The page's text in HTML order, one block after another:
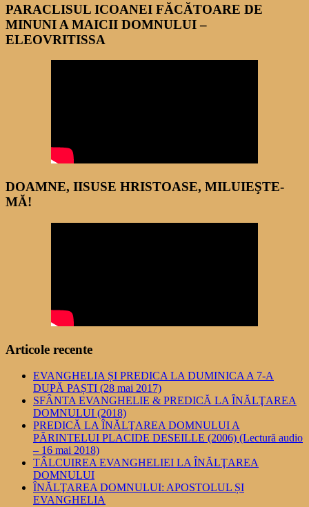
PARACLISUL ICOANEI FĂCĂTOARE DE
MINUNI A MAICII DOMNULUI –
ELEOVRITISSA
DOAMNE, IISUSE HRISTOASE, MILUIEŞTE-
MĂ!
Articole recente
EVANGHELIA ȘI PREDICA LA DUMINICA A 7-A
DUPĂ PAȘTI (28 mai 2017)
SFÂNTA EVANGHELIE & PREDICĂ LA ÎNĂLŢAREA
DOMNULUI (2018)
PREDICĂ LA ÎNĂLŢAREA DOMNULUI A
PĂRINTELUI PLACIDE DESEILLE (2006) (Lectură audio
– 16 mai 2018)
TÂLCUIREA EVANGHELIEI LA ÎNĂLŢAREA
DOMNULUI
ÎNĂLŢAREA DOMNULUI: APOSTOLUL ȘI
EVANGHELIA